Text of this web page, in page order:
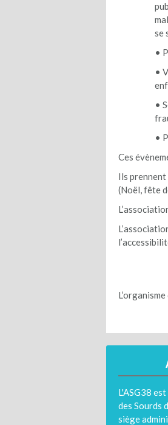
se
•
•
•
•
Ces
Ils
(Noël, fête
L'ASG38
des Sourds
siège